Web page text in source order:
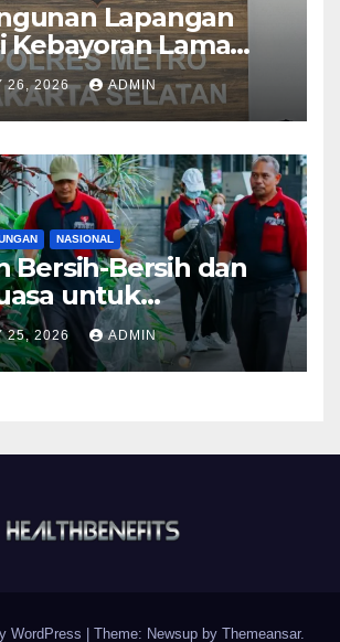
Lapangan
Kebayoran Lama
Polisi
26, 2026 ADMIN
NASIONAL
Bersih-Bersih dan
untuk
ASRI
25, 2026 ADMIN
WordPress Theme: Newsup by Themeansar.